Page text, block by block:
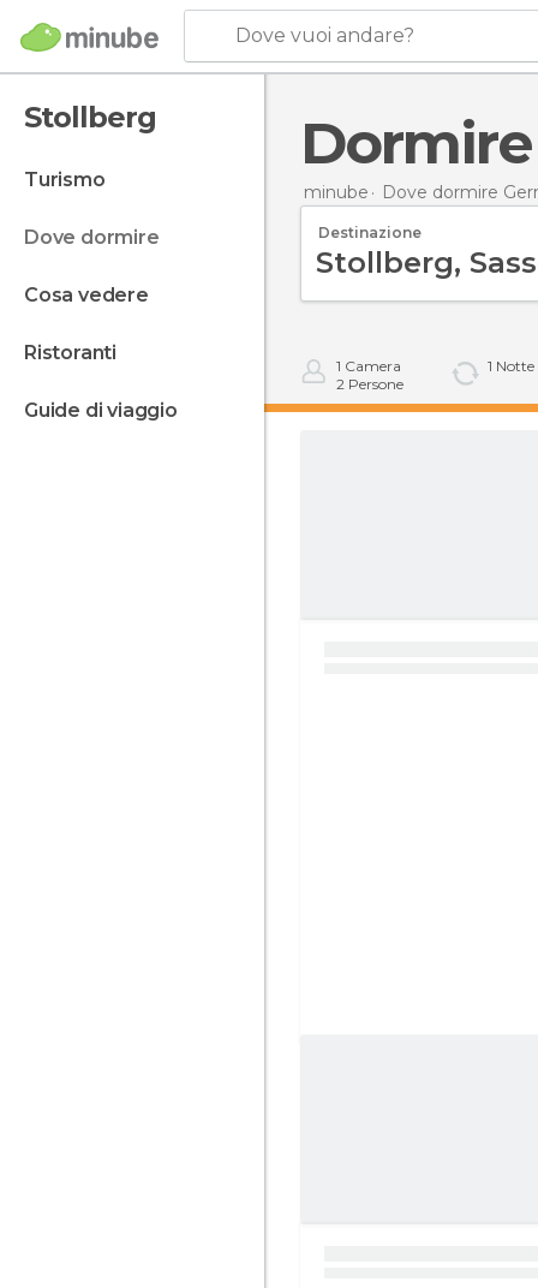
Dove vuoi andare?
Stollberg
turismo
dove dormire
cosa vedere
ristoranti
guide di viaggio
minube Dove dormire
Destinazione
1 Camera
2 Persone
1 Notte